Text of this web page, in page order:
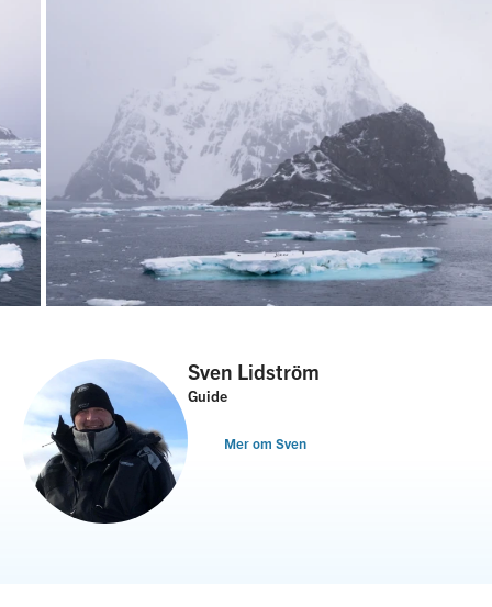
Sven Lidström
Guide
Mer om Sven